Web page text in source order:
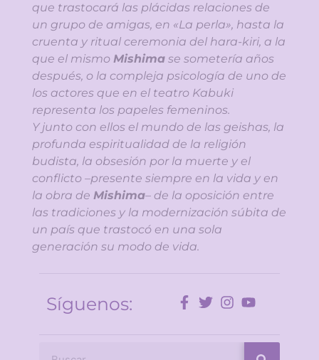
que trastocará las plácidas relaciones de
un grupo de amigas, en «La perla», hasta la
cruenta y ritual ceremonia del hara-kiri, a la
que el mismo Mishima se sometería años
después, o la compleja psicología de uno de
los actores que en el teatro Kabuki
representa los papeles femeninos.
Y junto con ellos el mundo de las geishas, la
profunda espiritualidad de la religión
budista, la obsesión por la muerte y el
conflicto –presente siempre en la vida y en
la obra de Mishima– de la oposición entre
las tradiciones y la modernización súbita de
un país que trastocó en una sola
generación su modo de vida.
Síguenos: